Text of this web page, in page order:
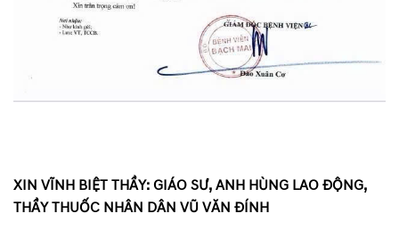
XIN VĨNH BIỆT THẦY: GIÁO SƯ, ANH HÙNG LAO ĐỘNG,
THẦY THUỐC NHÂN DÂN VŨ VĂN ĐÍNH